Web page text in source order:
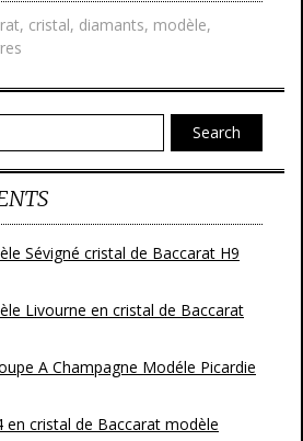
g
er
, cristal, diamants, modèle,
Search
Sévigné cristal de Baccarat H9
Livourne en cristal de Baccarat
A Champagne Modéle Picardie
en cristal de Baccarat modèle